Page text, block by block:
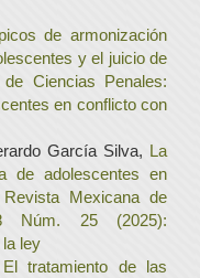
de armonización
y el juicio de
Ciencias Penales:
en conflicto con
García Silva, La
de adolescentes en
Revista Mexicana de
Núm. 25 (2025):
ley
El tratamiento de las